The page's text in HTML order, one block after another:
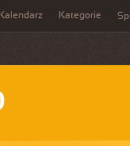
Kalendarz Kategorie